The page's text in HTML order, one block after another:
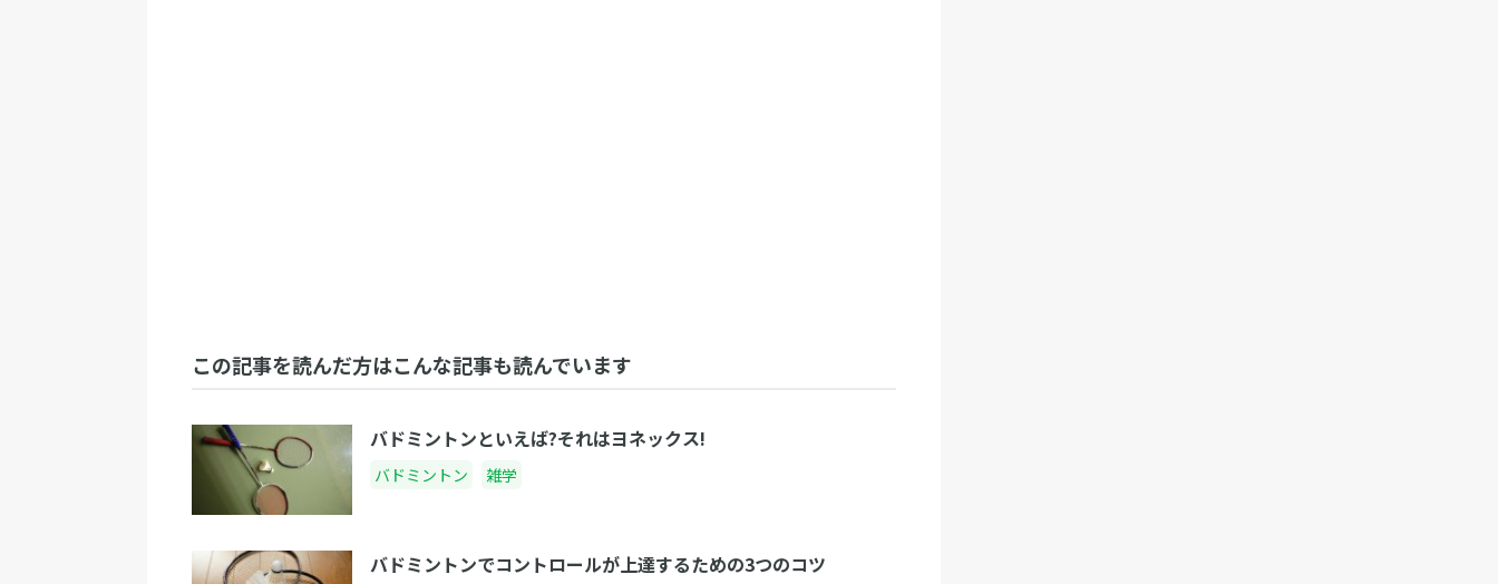
この記事を読んだ方はこんな記事も読んでいます
バドミントンといえば?それはヨネックス!
バドミントン 雑学
バドミントンでコントロールが上達するための3つのコツ